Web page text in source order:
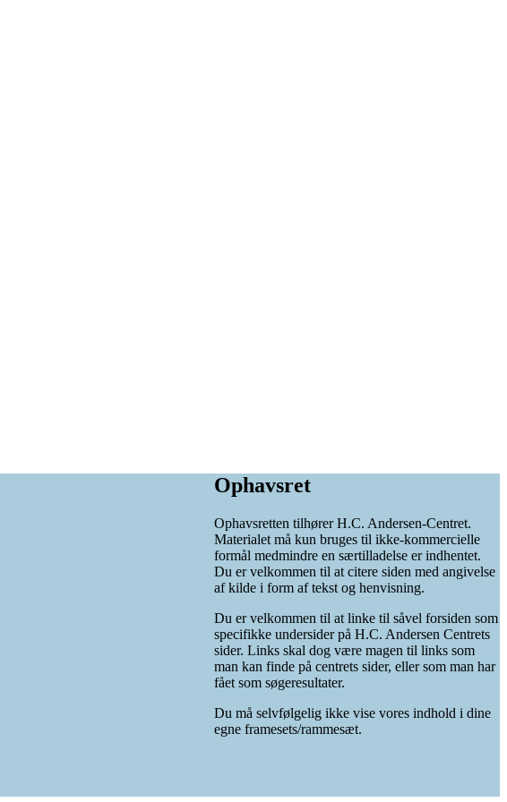
Ophavsret
Ophavsretten tilhører H.C. Andersen-Centret.
Materialet må kun bruges til ikke-kommercielle
formål medmindre en særtilladelse er indhentet.
Du er velkommen til at citere siden med angivelse
af kilde i form af tekst og henvisning.
Du er velkommen til at linke til såvel forsiden som
specifikke undersider på H.C. Andersen Centrets
sider. Links skal dog være magen til links som
man kan finde på centrets sider, eller som man har
fået som søgeresultater.
Du må selvfølgelig ikke vise vores indhold i dine
egne framesets/rammesæt.